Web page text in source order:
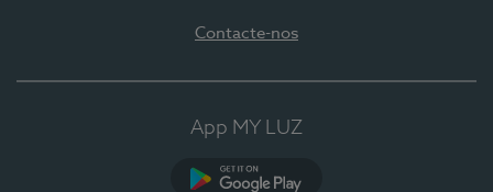
Contacte-nos
App MY LUZ